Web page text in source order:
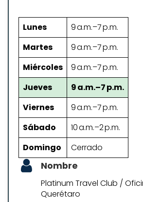
Lunes
9 a.m.–7 p.m.
Martes
9 a.m.–7 p.m.
Miércoles
9 a.m.–7 p.m.
Jueves
9 a.m.–7 p.m.
Viernes
9 a.m.–7 p.m.
Sábado
10 a.m.–2 p.m.
Domingo
Cerrado
Nombre
Platinum Travel Club /
Querétaro